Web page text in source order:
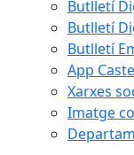
Butlletí
Butlletí
Butlletí
App
Xarxes
Imatge